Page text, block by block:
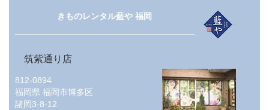
きものレンタル藍や 福岡
筑紫通り店
812-0894
福岡県 福岡市博多区
諸岡3-8-12